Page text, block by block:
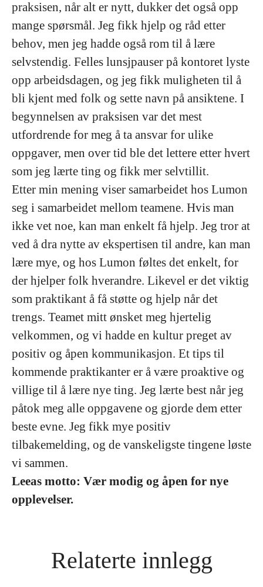
praksisen, når alt er nytt, dukker det også opp
mange spørsmål. Jeg fikk hjelp og råd etter
behov, men jeg hadde også rom til å lære
selvstendig. Felles lunsjpauser på kontoret lyste
opp arbeidsdagen, og jeg fikk muligheten til å
bli kjent med folk og sette navn på ansiktene. I
begynnelsen av praksisen var det mest
utfordrende for meg å ta ansvar for ulike
oppgaver, men over tid ble det lettere etter hvert
som jeg lærte ting og fikk mer selvtillit.
Etter min mening viser samarbeidet hos Lumon
seg i samarbeidet mellom teamene. Hvis man
ikke vet noe, kan man enkelt få hjelp. Jeg tror at
ved å dra nytte av ekspertisen til andre, kan man
lære mye, og hos Lumon føltes det enkelt, for
der hjelper folk hverandre. Likevel er det viktig
som praktikant å få støtte og hjelp når det
trengs. Teamet mitt ønsket meg hjertelig
velkommen, og vi hadde en kultur preget av
positiv og åpen kommunikasjon. Et tips til
kommende praktikanter er å være proaktive og
villige til å lære nye ting. Jeg lærte best når jeg
påtok meg alle oppgavene og gjorde dem etter
beste evne. Jeg fikk mye positiv
tilbakemelding, og de vanskeligste tingene løste
vi sammen.
Leeas motto: Vær modig og åpen for nye
opplevelser.
Relaterte innlegg
Hverdagen til en prosjektleder i
Hverdagen til Service/After-Sales